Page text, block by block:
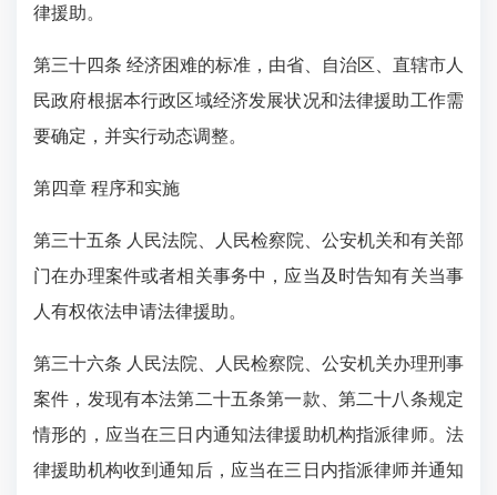
律援助。
第三十四条 经济困难的标准，由省、自治区、直辖市人
民政府根据本行政区域经济发展状况和法律援助工作需
要确定，并实行动态调整。
第四章 程序和实施
第三十五条 人民法院、人民检察院、公安机关和有关部
门在办理案件或者相关事务中，应当及时告知有关当事
人有权依法申请法律援助。
第三十六条 人民法院、人民检察院、公安机关办理刑事
案件，发现有本法第二十五条第一款、第二十八条规定
情形的，应当在三日内通知法律援助机构指派律师。法
律援助机构收到通知后，应当在三日内指派律师并通知